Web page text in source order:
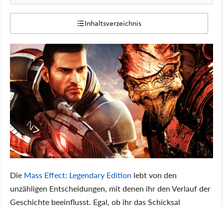
Inhaltsverzeichnis
Die Mass Effect: Legendary Edition lebt von den
unzähligen Entscheidungen, mit denen ihr den Verlauf der
Geschichte beeinflusst. Egal, ob ihr das Schicksal